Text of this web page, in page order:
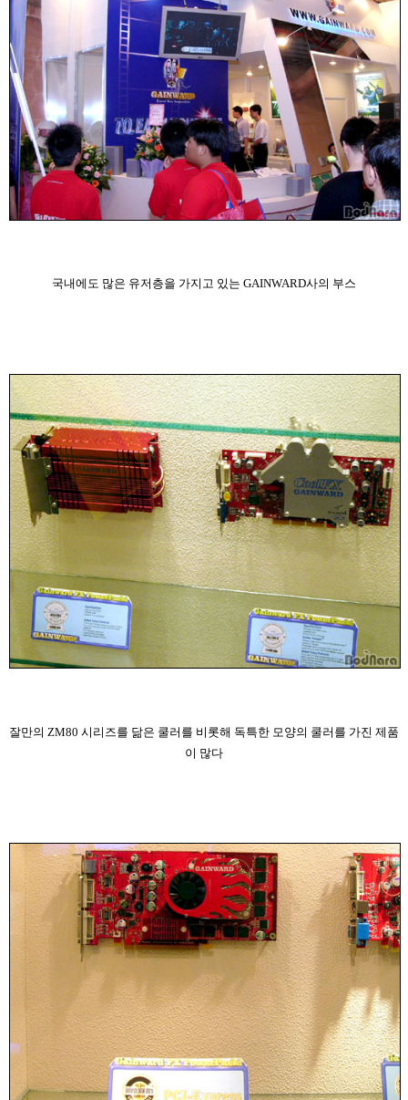
국내에도 많은 유저층을 가지고 있는 GAINWARD사의 부스
잘만의 ZM80 시리즈를 닮은 쿨러를 비롯해 독특한 모양의 쿨러를 가진 제품
이 많다